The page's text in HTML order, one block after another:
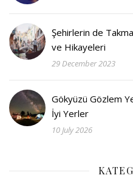
Şehirlerin de
ve Hikayeleri
29 December 2023
Gökyüzü Gözlem
İyi Yerler
10 July 2026